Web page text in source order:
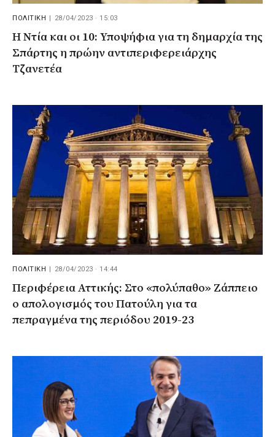
ΠΟΛΙΤΙΚΗ 28/04/2023 · 15:03
Η Ντία και οι 10: Υποψήφια για τη δημαρχία της
Σπάρτης η πρώην αντιπεριφερειάρχης
Τζανετέα
ΠΟΛΙΤΙΚΗ 28/04/2023 · 14:44
Περιφέρεια Αττικής: Στο «πολύπαθο» Ζάππειο
ο απολογισμός του Πατούλη για τα
πεπραγμένα της περιόδου 2019-23